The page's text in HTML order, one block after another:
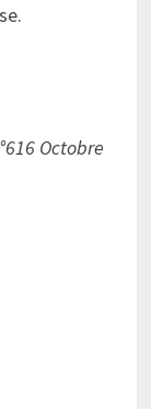
Octobre